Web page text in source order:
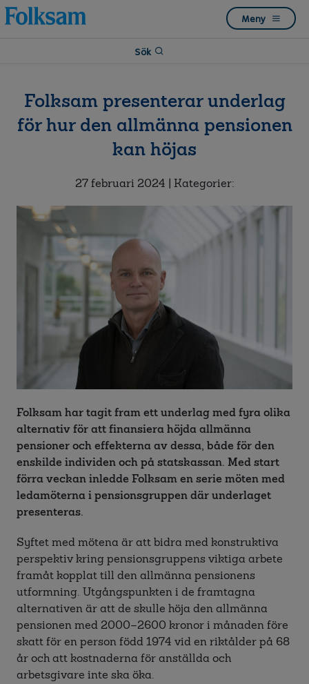
Till
navigation
Till
innehåll
Meny
Sök
Folksam presenterar underlag
för hur den allmänna pensionen
kan höjas
27 februari 2024 | Kategorier:
Folksam har tagit fram ett underlag med fyra olika
alternativ för att finansiera höjda allmänna
pensioner och effekterna av dessa, både för den
enskilde individen och på statskassan. Med start
förra veckan inledde Folksam en serie möten med
ledamöterna i pensionsgruppen där underlaget
presenteras.
Syftet med mötena är att bidra med konstruktiva
perspektiv kring pensionsgruppens viktiga arbete
framåt kopplat till den allmänna pensionens
utformning. Utgångspunkten i de framtagna
alternativen är att de skulle höja den allmänna
pensionen med 2000–2600 kronor i månaden före
skatt för en person född 1974 vid en riktålder på 68
år och att kostnaderna för anställda och
arbetsgivare inte ska öka.